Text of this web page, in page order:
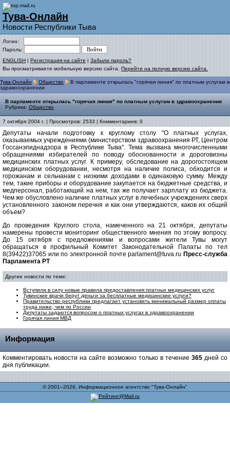
Тува-Онлайн
Новости Республики Тыва
Логин:
Пароль:
ENGLISH | Регистрация на сайте | Забыли пароль?
Вы просматриваете мобильную версию сайта. Перейти на полную версию сайта.
Тува-Онлайн Общество
В парламенте открылась "горячая линия" по платным услугам в
здравоохранении
В парламенте открылась "горячая линия" по платным услугам в здравоохранении
Рубрика: Общество
7 октября 2004 г. | Просмотров: 2533 | Комментариев: 0
Депутаты начали подготовку к круглому столу "О платных услугах,
оказываемых учреждениями (министерством здравоохранения РТ, Центром
Госсанэпиднадзора в Республике Тыва". Тема вызвана многочисленными
обращениями избирателей по поводу обоснованности и дороговизны
медицинских платных услуг. К примеру, обследование на дорогостоящем
медицинском оборудовании, несмотря на наличие полиса, обходится и
горожанам и сельчанам с низкими доходами в одинаковую сумму. Между
тем, такие приборы и оборудование закупается на бюджетные средства, и
медперсонал, работающий на нем, так же получает зарплату из бюджета.
Чем же обусловлено наличие платных услуг в лечебных учреждениях сверх
установленного законом перечня и как они утверждаются, каков их общий
объем?
До проведения Круглого стола, намеченного на 21 октября, депутаты
намерены провести мониторинг общественного мнения по этому вопросу.
До 15 октября с предложениями и вопросами жители Тувы могут
обращаться в профильный Комитет Законодательной Палаты по тел
8(39422)37065 или по электронной почте parlament@tuva.ru Пресс-служба
Парламента РТ
Другие новости по теме:
Вступили в силу новые правила предоставления платных медицинских услуг
Тувинские врачи берут деньги за бесплатные медицинские услуги?
Правительство республики предлагает установить минимальный размер оплаты
труда ниже, чем по России
Депутаты задаются вопросом о платных услугах в здравоохранении
Горячая линия МВД
Информация
Комментировать новости на сайте возможно только в течение 365 дней со
дня публикации.
© 2001–2026, Информационное агентство "Тува-Онлайн"